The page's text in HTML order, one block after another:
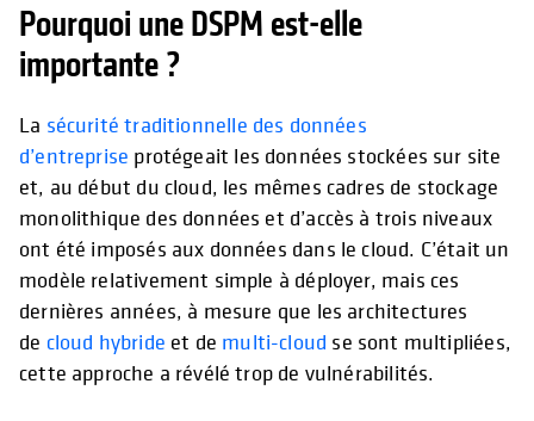
Pourquoi une DSPM est-elle
importante ?
La sécurité traditionnelle des données
d’entreprise protégeait les données stockées sur site
et, au début du cloud, les mêmes cadres de stockage
monolithique des données et d’accès à trois niveaux
ont été imposés aux données dans le cloud. C’était un
modèle relativement simple à déployer, mais ces
dernières années, à mesure que les architectures
de cloud hybride et de multi-cloud se sont multipliées,
cette approche a révélé trop de vulnérabilités.